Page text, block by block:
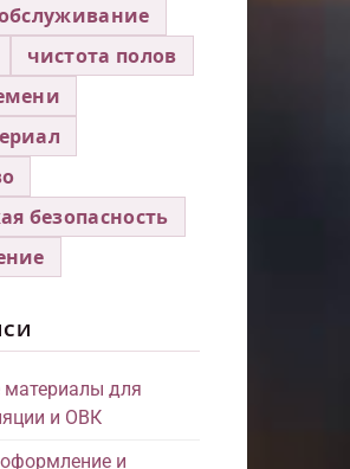
чистота полов
безопасность
для
и ОВК
и